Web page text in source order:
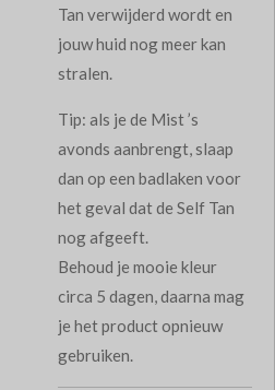
Tan verwijderd wordt en
jouw huid nog meer kan
stralen.
Tip: als je de Mist ’s
avonds aanbrengt, slaap
dan op een badlaken voor
het geval dat de Self Tan
nog afgeeft.
Behoud je mooie kleur
circa 5 dagen, daarna mag
je het product opnieuw
gebruiken.